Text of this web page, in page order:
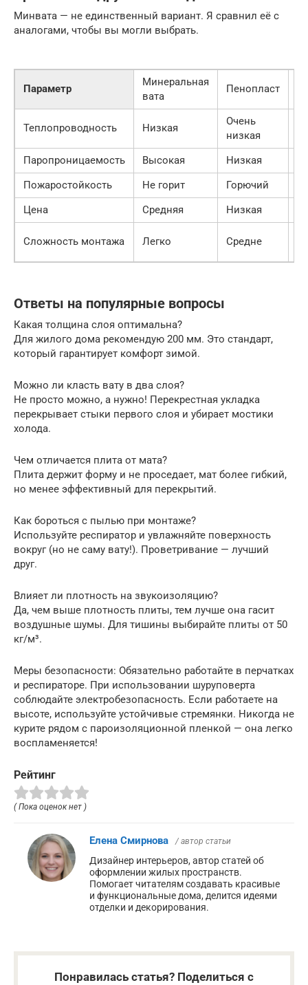
Минвата — не единственный вариант. Я сравнил её с
аналогами, чтобы вы могли выбрать.
Параметр
Минеральная
вата
Пенопласт
Теплопроводность Низкая
Очень
низкая
Паропроницаемость Высокая Низкая
Пожаростойкость
Не горит Горючий
Цена
Средняя Низкая
Сложность монтажа Легко Средне
Ответы на популярные вопросы
Какая толщина слоя оптимальна?
Для жилого дома рекомендую 200 мм. Это стандарт,
который гарантирует комфорт зимой.
Можно ли класть вату в два слоя?
Не просто можно, а нужно! Перекрестная укладка
перекрывает стыки первого слоя и убирает мостики
холода.
Чем отличается плита от мата?
Плита держит форму и не проседает, мат более гибкий,
но менее эффективный для перекрытий.
Как бороться с пылью при монтаже?
Используйте респиратор и увлажняйте поверхность
вокруг (но не саму вату!). Проветривание — лучший
друг.
Влияет ли плотность на звукоизоляцию?
Да, чем выше плотность плиты, тем лучше она гасит
воздушные шумы. Для тишины выбирайте плиты от 50
кг/м³.
Меры безопасности: Обязательно работайте в перчатках
и респираторе. При использовании шуруповерта
соблюдайте электробезопасность. Если работаете на
высоте, используйте устойчивые стремянки. Никогда не
курите рядом с пароизоляционной пленкой — она легко
воспламеняется!
Рейтинг
( Пока оценок нет )
Елена Смирнова / автор статьи
Дизайнер интерьеров, автор статей об
оформлении жилых пространств.
Помогает читателям создавать красивые
и функциональные дома, делится идеями
отделки и декорирования.
Понравилась статья? Поделиться с